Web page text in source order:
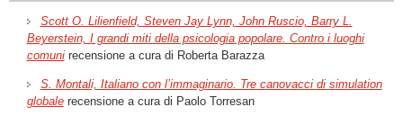
Scott O. Lilienfield, Steven Jay Lynn, John Ruscio, Barry L.
Beyerstein, I grandi miti della psicologia popolare. Contro i luoghi
comunirecensione a cura di Roberta Barazza
S. Montali, Italiano con l’immaginario. Tre canovacci di simulation
globalerecensione a cura di Paolo Torresan